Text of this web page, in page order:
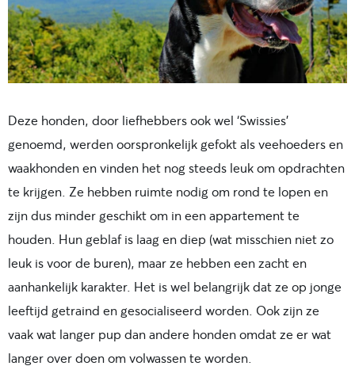
Deze honden, door liefhebbers ook wel ‘Swissies’
genoemd, werden oorspronkelijk gefokt als veehoeders en
waakhonden en vinden het nog steeds leuk om opdrachten
te krijgen. Ze hebben ruimte nodig om rond te lopen en
zijn dus minder geschikt om in een appartement te
houden. Hun geblaf is laag en diep (wat misschien niet zo
leuk is voor de buren), maar ze hebben een zacht en
aanhankelijk karakter. Het is wel belangrijk dat ze op jonge
leeftijd getraind en gesocialiseerd worden. Ook zijn ze
vaak wat langer pup dan andere honden omdat ze er wat
langer over doen om volwassen te worden.